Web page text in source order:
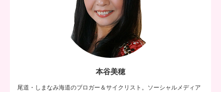
本谷美穂
尾道・しまなみ海道のブロガー＆サイクリスト。ソーシャルメディア